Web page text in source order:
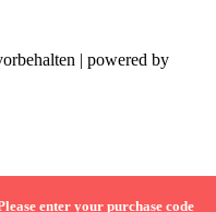
| powered by
enter your purchase code